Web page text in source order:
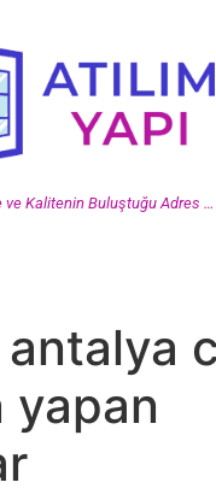
ve Kalitenin Buluştuğu Adres …
antalya
yapan